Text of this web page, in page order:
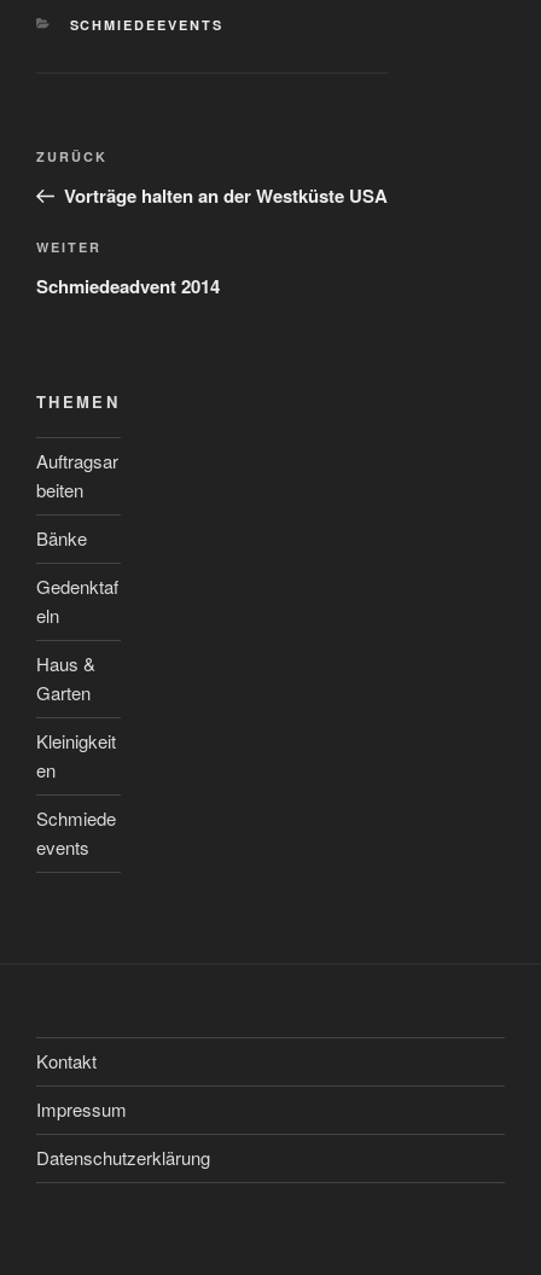
KATEGORIEN
SCHMIEDEEVENTS
Beitragsnavigation
Vorheriger
Beitrag
ZURÜCK
Vorträge halten an der Westküste USA
Nächster
Beitrag
WEITER
Schmiedeadvent 2014
THEMEN
Auftragsar
beiten
Bänke
Gedenktaf
eln
Haus &
Garten
Kleinigkeit
en
Schmiede
events
Kontakt
Impressum
Datenschutzerklärung